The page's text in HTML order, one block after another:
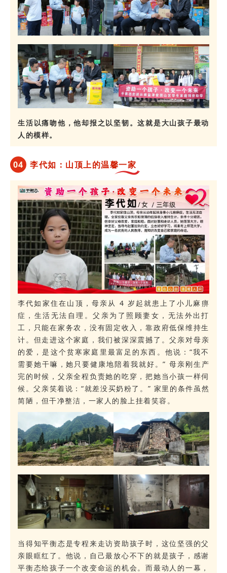
生活以痛吻他，他却报之以坚韧。这就是大山孩子最动
人的模样。
04 李代如：山顶上的温馨一家
李代如家住在山顶，母亲从 4 岁起就患上了小儿麻痹
症，生活无法自理。父亲为了照顾妻女，无法外出打
工，只能在家务农，没有固定收入，靠政府低保维持生
计。 但走进这个家庭，我们被深深震撼了。父亲对母亲
的爱，是这个贫寒家庭里最富足的东西。他说：“我不
需要她干嘛，她只要健康地陪着我就好。” 母亲刚生产
完的时候，父亲全程负责她的吃穿，把她当小孩一样伺
候。父亲笑着说：“就差没买奶粉了。” 家里的条件虽然
简陋，但干净整洁，一家人的脸上挂着笑容。
当得知平衡态是专程来走访资助孩子时，这位坚强的父
亲眼眶红了。他说，自己最放心不下的就是孩子，感谢
平衡态给孩子一个改变命运的机会。而最动人的一幕，